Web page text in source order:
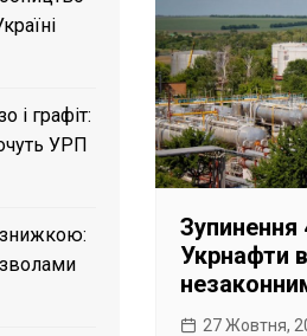
Зупинення
Укрнафти
27 Жовтня,
і графіт:
УРП
знижкою: